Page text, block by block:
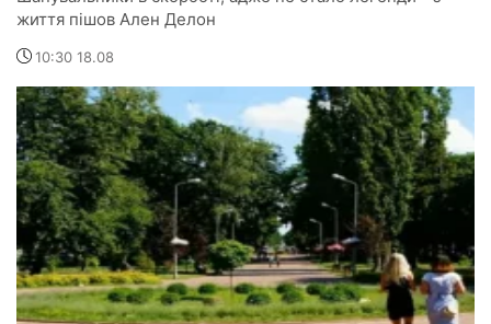
життя пішов Ален Делон
10:30 18.08